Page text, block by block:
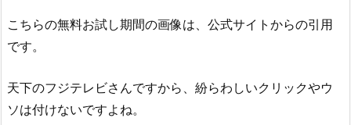
こちらの無料お試し期間の画像は、公式サイトからの引用
です。
天下のフジテレビさんですから、紛らわしいクリックやウ
ソは付けないですよね。